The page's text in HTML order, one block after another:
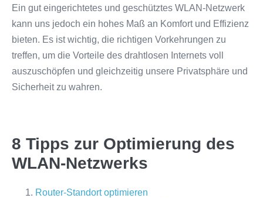
Ein gut eingerichtetes und geschütztes WLAN-Netzwerk
kann uns jedoch ein hohes Maß an Komfort und Effizienz
bieten. Es ist wichtig, die richtigen Vorkehrungen zu
treffen, um die Vorteile des drahtlosen Internets voll
auszuschöpfen und gleichzeitig unsere Privatsphäre und
Sicherheit zu wahren.
8 Tipps zur Optimierung des
WLAN-Netzwerks
Router-Standort optimieren